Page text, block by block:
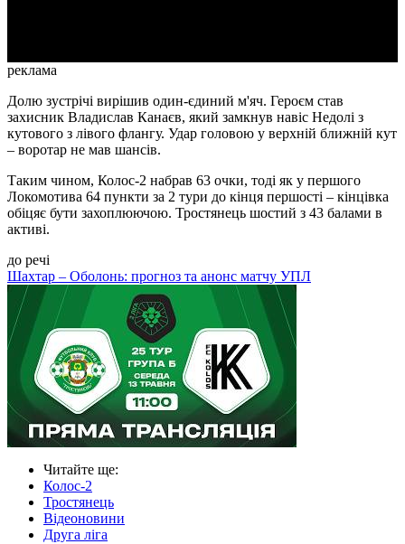
реклама
Долю зустрічі вирішив один-єдиний м'яч. Героєм став
захисник Владислав Канаєв, який замкнув навіс Недолі з
кутового з лівого флангу. Удар головою у верхній ближній кут
– воротар не мав шансів.
Таким чином, Колос-2 набрав 63 очки, тоді як у першого
Локомотива 64 пункти за 2 тури до кінця першості – кінцівка
обіцяє бути захоплюючою. Тростянець шостий з 43 балами в
активі.
до речі
Шахтар – Оболонь: прогноз та анонс матчу УПЛ
Читайте ще:
Колос-2
Тростянець
Відеоновини
Друга ліга